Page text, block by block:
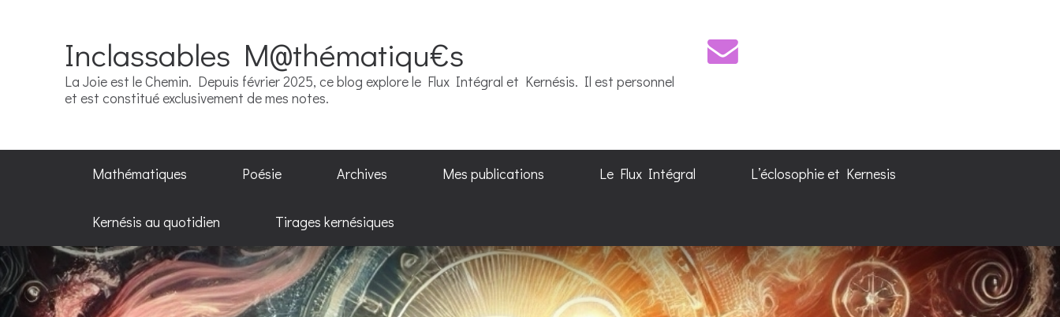
Inclassables M@thématiqu€s
La Joie est le Chemin. Depuis février 2025, ce blog explore le Flux Intégral et Kernésis. Il est personnel
et est constitué exclusivement de mes notes.
Mathématiques Poésie Archives Mes publications Le Flux Intégral L’éclosophie et Kernesis
Kernésis au quotidien Tirages kernésiques